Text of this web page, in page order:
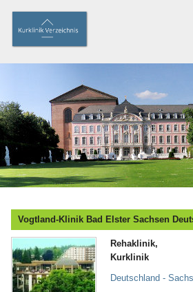
Vogtland-Klinik Bad Elster Sachsen
Rehaklinik,
Kurklinik
Deutschland -